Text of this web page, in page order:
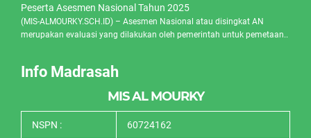
Peserta Asesmen Nasional Tahun 2025
(MIS-ALMOURKY.SCH.ID) – Asesmen Nasional atau disingkat AN
merupakan evaluasi yang dilakukan oleh pemerintah untuk pemetaan..
Info Madrasah
MIS AL MOURKY
NSPN : 60724162